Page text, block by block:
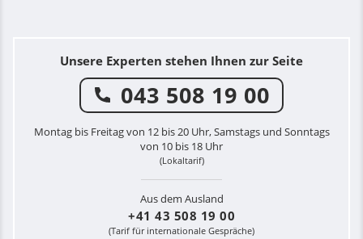
Unsere Experten stehen Ihnen zur Seite
043 508 19 00
Montag bis Freitag von 12 bis 20 Uhr, Samstags und Sonntags
von 10 bis 18 Uhr
(Lokaltarif)
Aus dem Ausland
+41 43 508 19 00
(Tarif für internationale Gespräche)